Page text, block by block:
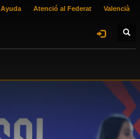
Ayuda Atenció al Federat Valencià